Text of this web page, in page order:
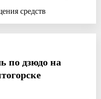
средств
по дзюдо на